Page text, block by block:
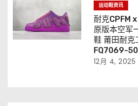
运动鞋资讯
耐克CPFM
原版本空军
鞋 莆田耐克
FQ7069-
12月 4, 2025